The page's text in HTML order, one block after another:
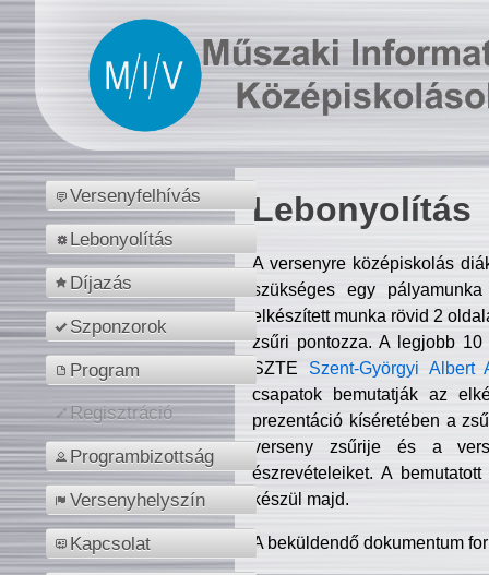
Versenyfelhívás
Lebonyolítás
Díjazás
Szponzorok
Program
Regisztráció
Programbizottság
Versenyhelyszín
Kapcsolat
Lebonyolítás
A versenyre középiskolás
szükséges egy
elkészített munka rövid 2
zsűri pontozza. A legjobb
SZTE Szent-Györgyi Albert
csapatok bemutatják az
prezentáció kíséretében a
verseny zsűrije és a
észrevételeiket. A
készül majd.
A beküldendő dokumentum